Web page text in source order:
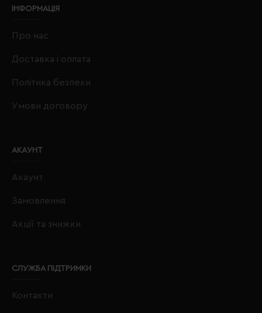
ІНФОРМАЦІЯ
Про нас
Доставка і оплата
Політика безпеки
Умови договору
АКАУНТ
Акаунт
Замовлення
Акції та знижки
СЛУЖБА ПІДТРИМКИ
Контакти